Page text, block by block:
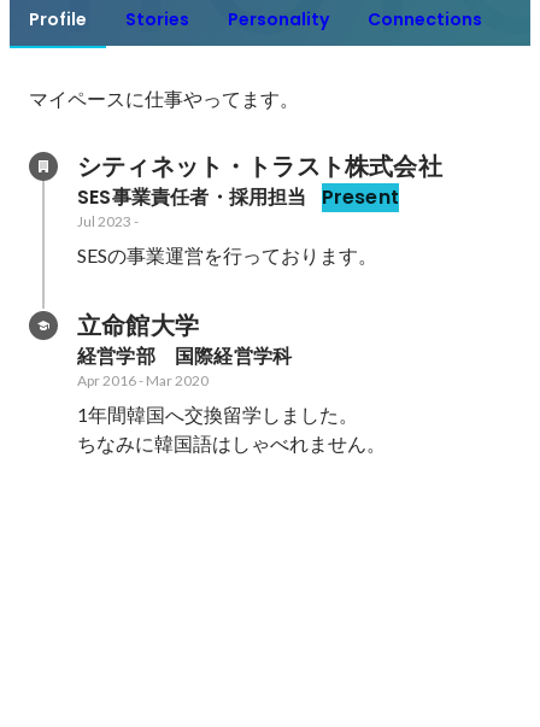
Profile Stories Personality Connections
マイペースに仕事やってます。
シティネット・トラスト株式会社
SES事業責任者・採用担当 Present
Jul 2023 -
SESの事業運営を行っております。
立命館大学
経営学部　国際経営学科
Apr 2016- Mar 2020
1年間韓国へ交換留学しました。
ちなみに韓国語はしゃべれません。